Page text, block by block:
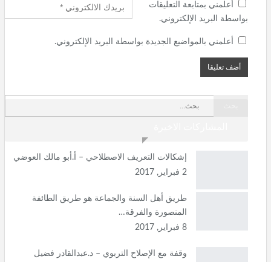
أعلمني بمتابعة التعليقات
بواسطة البريد الإلكتروني.
أعلمني بالمواضيع الجديدة بواسطة البريد الإلكتروني.
إشكالات التعريف الاصطلاحي – أ.أبو مالك العوضي
2 فبراير, 2017
طريق أهل السنة والجماعة هو طريق الطائفة
المنصورة والفرقة…
8 فبراير, 2017
وقفة مع الإصلاح التربوي – د.عبدالقادر فضيل